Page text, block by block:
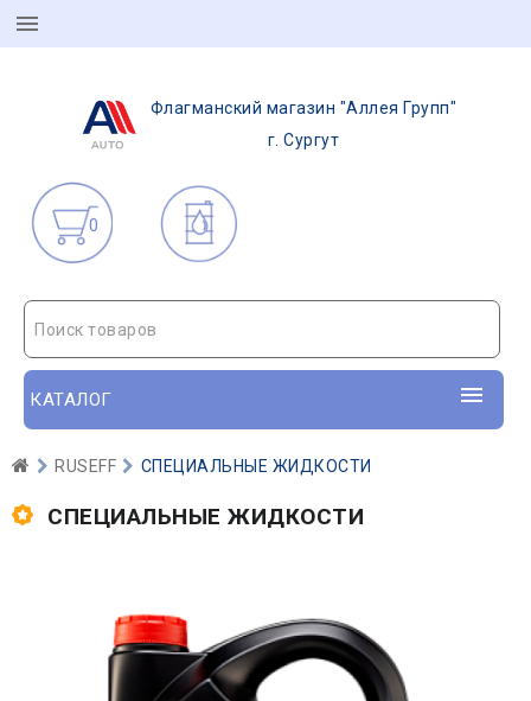
Флагманский магазин "Аллея Групп"
г. Сургут
0
Поиск товаров
КАТАЛОГ
RUSEFF СПЕЦИАЛЬНЫЕ ЖИДКОСТИ
СПЕЦИАЛЬНЫЕ ЖИДКОСТИ